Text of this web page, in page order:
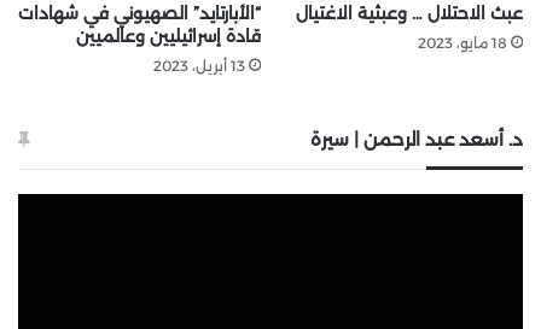
عبث الاحتلال … وعبثية الاغتيال
18 مايو، 2023
“الأبارتايد” الصهيوني في شهادات
قادة إسرائيليين وعالميين
13 أبريل، 2023
د. أسعد عبد الرحمن | سيرة